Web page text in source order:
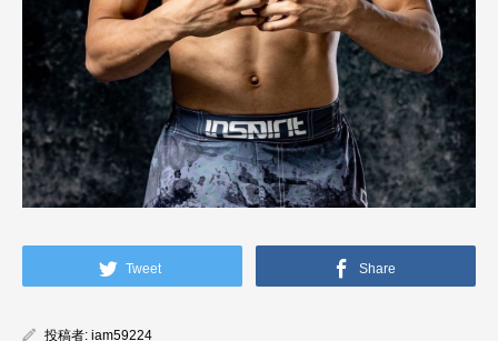
Tweet Share
投稿者: iam59224